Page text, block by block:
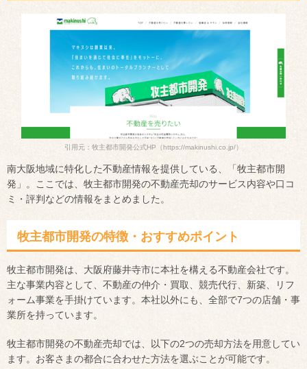
引用元：牧主都市開発公式HP （https://makinushi.co.jp/）
南大阪地域に特化した不動産情報を提供している、「牧主都市開
発」。ここでは、牧主都市開発の不動産売却のサービス内容や口コ
ミ・評判などの情報をまとめました。
牧主都市開発の特徴・おすすめポイント
牧主都市開発は、大阪府藤井寺市に本社を構える不動産会社です。
主な事業内容として、不動産の仲介・買取、競売代行、新築、リフ
ォーム事業を手掛けています。本社以外にも、全部で7つの店舗・事
業所を持っています。
牧主都市開発の不動産売却では、以下の2つの売却方法を用意してい
ます。お客さまの都合に合わせた方法を選ぶことが可能です。